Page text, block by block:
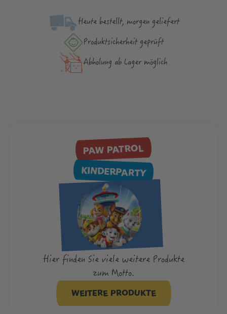
Heute bestellt, morgen geliefert
Produktsicher­heit geprüft
Abholung ab Lager möglich
PAW PATROL
KINDERPARTY
Hier finden Sie viele weitere Produkte
zum Motto.
WEITERE PRODUKTE